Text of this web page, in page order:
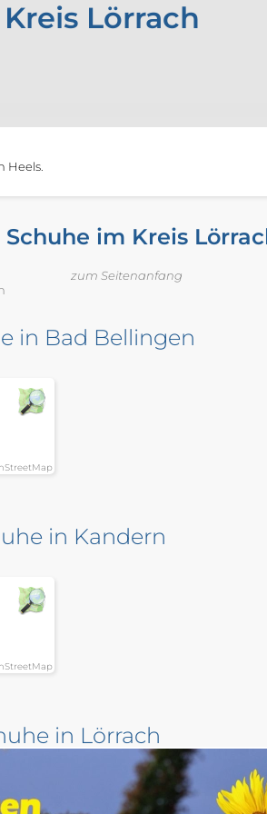
Lörrach
Heels.
im Kreis
zum Seitenanfang
in Bad Bellingen
in Kandern
in Lörrach
Klever